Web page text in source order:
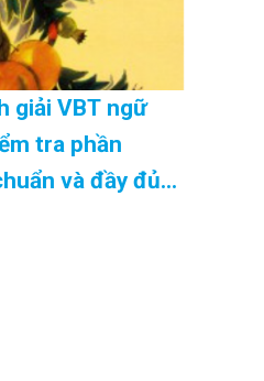
giải VBT ngữ
tra phần
và đầy đủ